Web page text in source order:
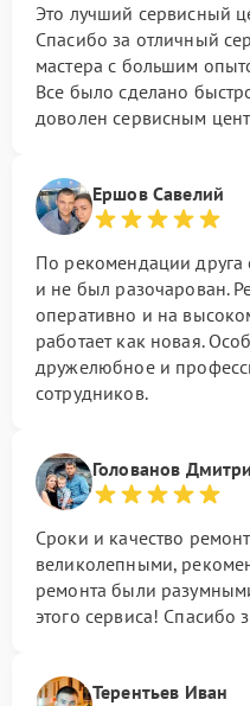
Это лучший сервисный
Спасибо за отличный
мастера с большим
Все было сделано
доволен сервисным
Ершов Савелий
По рекомендации друга
и не был разочарован.
оперативно и на
работает как новая.
дружелюбное и
сотрудников.
Голованов
Сроки и качество
великолепными,
ремонта были
этого сервиса! Спасибо
Терентьев Иван